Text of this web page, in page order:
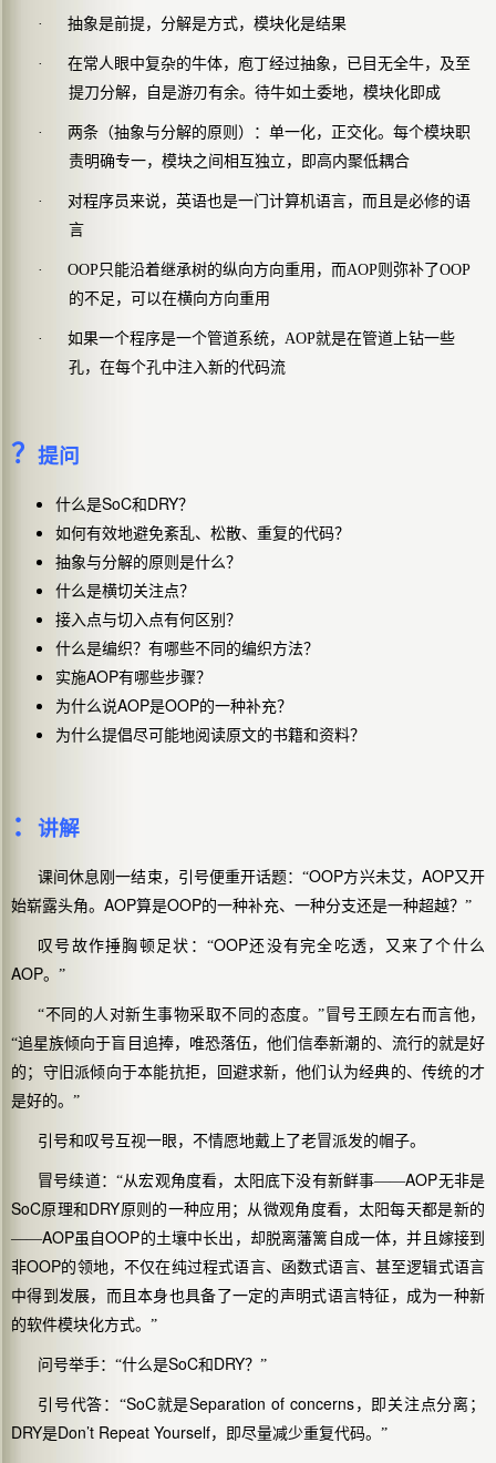
· 抽象是前提，分解是方式，模块化是结果
·
在常人眼中复杂的牛体，庖丁经过抽象，已目无全牛，及至
提刀分解，自是游刃有余。待牛如土委地，模块化即成
·
两条（抽象与分解的原则）：单一化，正交化。每个模块职
责明确专一，模块之间相互独立，即高内聚低耦合
·
对程序员来说，英语也是一门计算机语言，而且是必修的语
言
· OOP只能沿着继承树的纵向方向重用，而AOP则弥补了OOP
的不足，可以在横向方向重用
·
如果一个程序是一个管道系统，AOP就是在管道上钻一些
孔，在每个孔中注入新的代码流
？ 提问
什么是SoC和DRY？
如何有效地避免紊乱、松散、重复的代码？
抽象与分解的原则是什么？
什么是横切关注点？
接入点与切入点有何区别？
什么是编织？有哪些不同的编织方法？
实施AOP有哪些步骤？
为什么说AOP是OOP的一种补充？
为什么提倡尽可能地阅读原文的书籍和资料？
： 讲解
课间休息刚一结束，引号便重开话题：“OOP方兴未艾， AOP又开
始崭露头角。 AOP算是OOP的一种补充、一种分支还是一种超越？”
叹号故作捶胸顿足状：“OOP还没有完全吃透，又来了个什么
AOP。”
“不同的人对新生事物采取不同的态度。”冒号王顾左右而言他，
“追星族倾向于盲目追捧，唯恐落伍，他们信奉新潮的、流行的就是好
的；守旧派倾向于本能抗拒，回避求新，他们认为经典的、传统的才
是好的。”
引号和叹号互视一眼，不情愿地戴上了老冒派发的帽子。
冒号续道：“从宏观角度看，太阳底下没有新鲜事——AOP无非是
SoC原理和DRY原则的一种应用；从微观角度看，太阳每天都是新的
——AOP虽自OOP的土壤中长出，却脱离藩篱自成一体，并且嫁接到
非OOP的领地，不仅在纯过程式语言、函数式语言、甚至逻辑式语言
中得到发展，而且本身也具备了一定的声明式语言特征，成为一种新
的软件模块化方式。”
问号举手：“什么是SoC和DRY？”
引号代答：“SoC就是Separation of concerns，即关注点分离；
DRY是Don’t Repeat Yourself，即尽量减少重复代码。”